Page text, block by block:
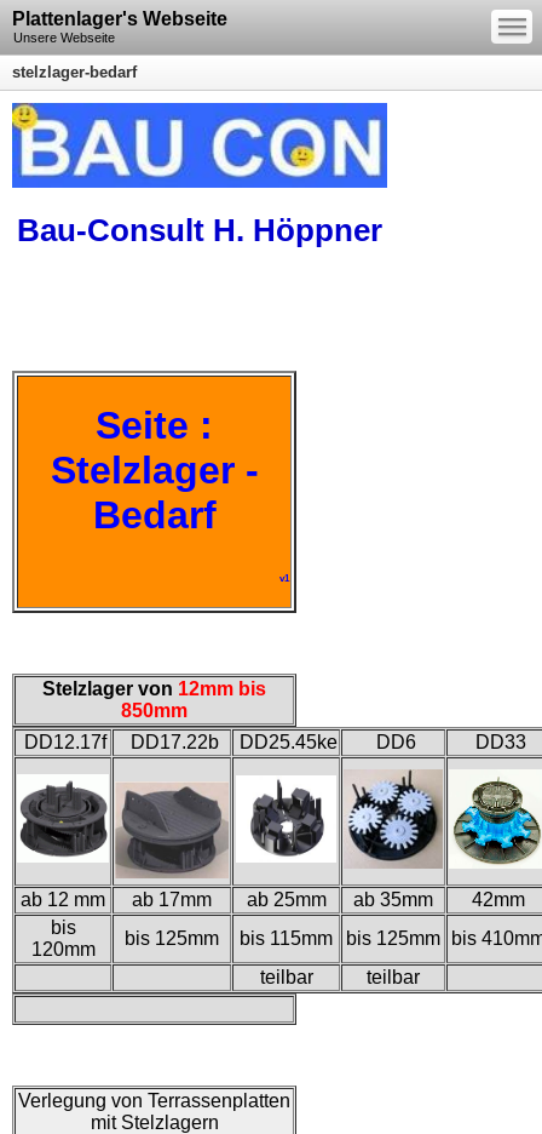
Plattenlager's Webseite
Unsere Webseite
—
—
—
stelzlager-bedarf
Bau-Consult H. Höppner
Seite :
Stelzlager -
Bedarf
v1
Stelzlager von 12mm bis
850mm
DD12.17f
DD17.22b DD25.45ke DD6 DD33
ab 12 mm ab 17mm ab 25mm ab 35mm
42mm
bis
120mm
bis 125mm bis 115mm bis 125mm
bis
teilbar
teilbar
Verlegung von Terrassenplatten
mit Stelzlagern